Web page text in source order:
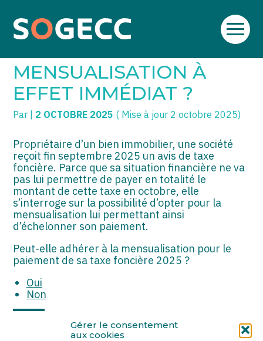
Gérer le consentement
aux cookies
Aller
SOGECC – Coignières
SOGECC – Noisy
SOGECC – République
SOGECC – Turbigo
TPE/PME
COMMERÇANTS
GROUPE
SCI / LMNP
PROFESSIONS LIBÉRALES
HOLDING
PARTICULIERS
EXPATRIÉ NON RÉSIDANT
ASSOCIATIONS
START-UP
Créer et reprendre une activité
Gérer votre quotidien
Piloter votre entreprise
Développer votre entreprise
Construire votre patrimoine
Être prêt pour la facturation
électronique
MENSUALISATION À
EFFET IMMÉDIAT ?
Par 2 OCTOBRE 2025 ( Mise à jour 2 octobre 2025)
Propriétaire d’un bien immobilier, une société
reçoit fin septembre 2025 un avis de taxe
foncière. Parce que sa situation financière ne va
pas lui permettre de payer en totalité le
montant de cette taxe en octobre, elle
s’interroge sur la possibilité d’opter pour la
mensualisation lui permettant ainsi
d’échelonner son paiement.
Peut-elle adhérer à la mensualisation pour le
paiement de sa taxe foncière 2025 ?
Oui
Non